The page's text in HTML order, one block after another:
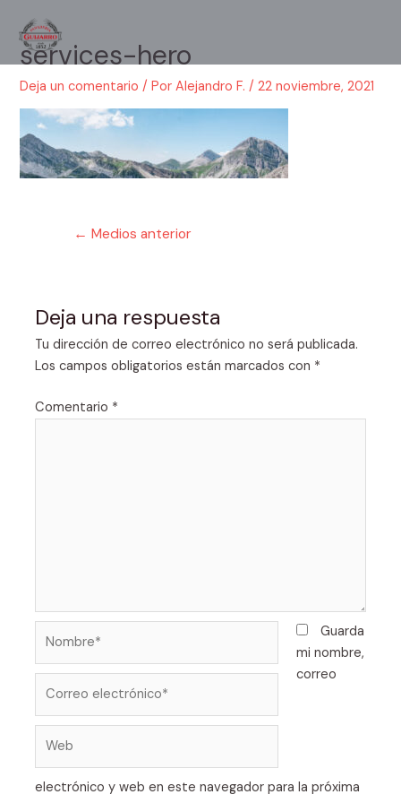
contenido
services-hero
Deja un comentario / PorAlejandro F./22 noviembre, 2021
Navegación
← Medios anterior
Deja una respuesta
Tu dirección de correo electrónico no será publicada.
Los campos obligatorios están marcados con *
Comentario *
electrónico*
Guarda
mi nombre,
correo
electrónico y web en este navegador para la próxima